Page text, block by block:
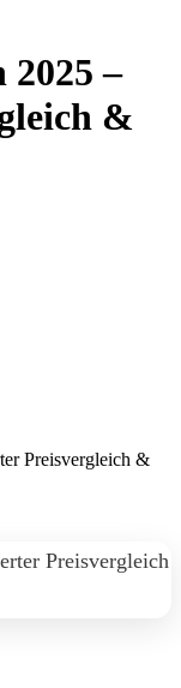
–
&
Preisvergleich &